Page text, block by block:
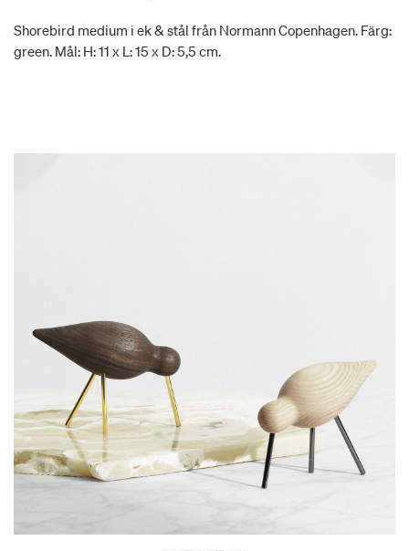
Shorebird medium i ek & stål från Normann Copenhagen. Färg:
green. Mål: H: 11 x L: 15 x D: 5,5 cm.